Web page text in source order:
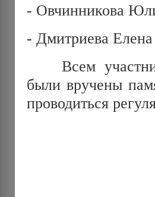
- Овчинникова
- Дмитриева Елена
Всем
были вручены
проводиться